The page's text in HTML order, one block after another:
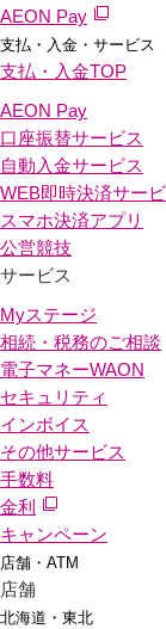
AEON Pay
支払・入金・サービス
支払・入金TOP
AEON Pay
口座振替サービス
自動入金サービス
WEB即時決済サー
スマホ決済アプリ
公営競技
サービス
Myステージ
相続・税務のご相談
電子マネーWAON
セキュリティ
インボイス
その他サービス
手数料
金利
キャンペーン
店舗・ATM
店舗
北海道・東北